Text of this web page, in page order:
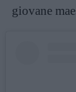
giovane